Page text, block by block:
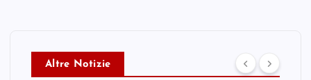
Altre Notizie